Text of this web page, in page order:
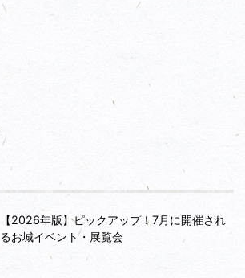
【2026年版】ピックアップ！7月に開催され
るお城イベント・展覧会